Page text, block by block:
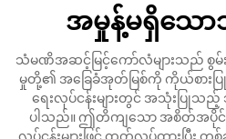
အမှုန့်မရှိသေ
သံမဏိအဆင့်မြင့်ကော်လံများသည် စွမ်း
မှုတို့၏ အခြေခံအုတ်မြစ်ကို ကိုယ်စား
ရေးလုပ်ငန်းများတွင် အသုံးပြုသည့်
ပါသည်။ ဤတိကျသော အစိတ်အပိုင်း